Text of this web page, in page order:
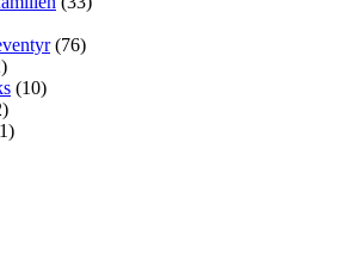
(76)
(10)